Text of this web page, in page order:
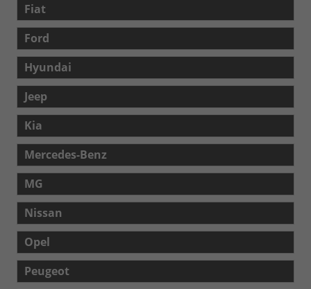
Fiat
Ford
Hyundai
Jeep
Kia
Mercedes-Benz
MG
Nissan
Opel
Peugeot